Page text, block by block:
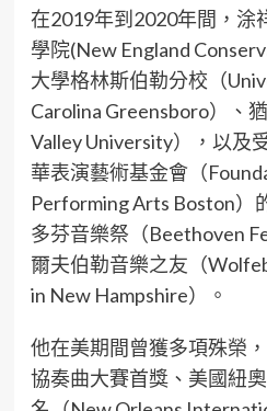
在2019年到2020年間，涂
學院(New England
大學格林斯伯勒分校（
Carolina Greensboro）、
Valley University），以及
華表演藝術基金會（
Performing Arts Boston）
多芬音樂祭（Beethoven
爾夫伯勒音樂之友（
in New Hampshire）。
他在美期間曾獲多項殊榮
協奏曲大賽首獎、美國紐